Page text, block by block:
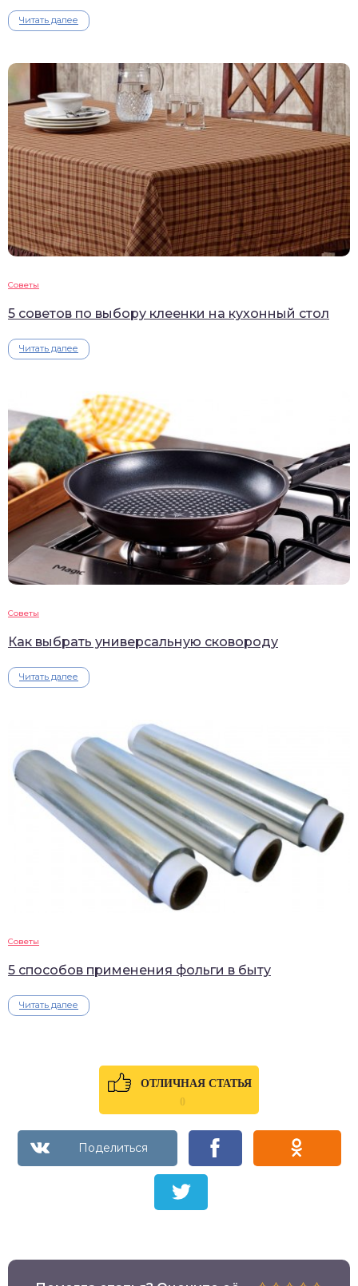
Читать далее
Советы
5 советов по выбору клеенки на кухонный стол
Читать далее
Советы
Как выбрать универсальную сковороду
Читать далее
Советы
5 способов применения фольги в быту
Читать далее
ОТЛИЧНАЯ СТАТЬЯ
0